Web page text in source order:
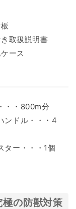
取扱説明書
ース
・・800m分
ンドル・・・4
ター・・・1個
の防獣対策